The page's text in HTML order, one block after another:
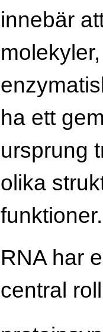
innebär
ha ett
ursprung
olika
funktioner.
RNA har
central